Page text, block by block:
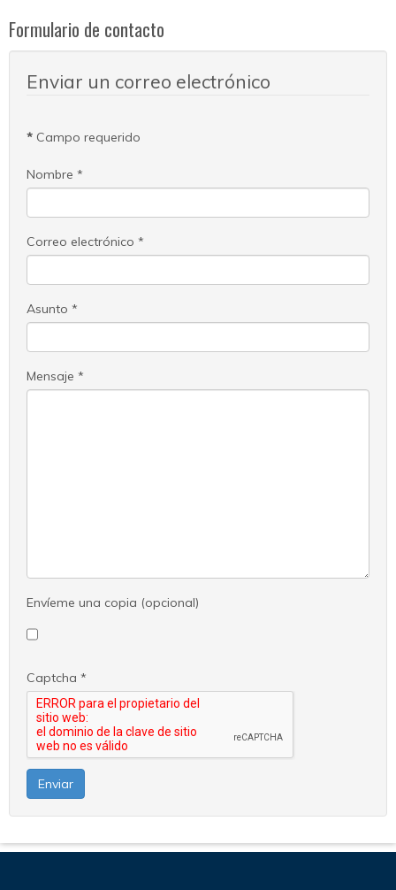
Formulario de contacto
Enviar un correo electrónico
* Campo requerido
Nombre *
Correo electrónico *
Asunto *
Mensaje *
Envíeme una copia (opcional)
Captcha *
Enviar